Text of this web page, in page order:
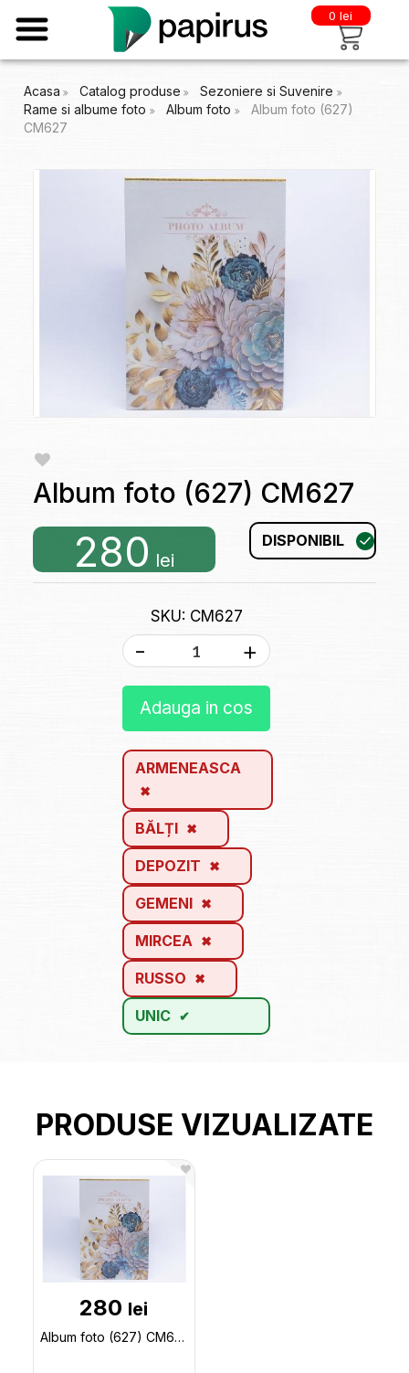
0 lei
Acasa Catalog produse
Sezoniere si Suvenire
Rame si albume foto
Album foto
Album foto (627)
CM627
Album foto (627) CM627
280 lei
DISPONIBIL
SKU: CM627
- +
Adauga in cos
ARMENEASCA
BĂLȚI
DEPOZIT
GEMENI
MIRCEA
RUSSO
UNIC
PRODUSE VIZUALIZATE
280 lei
Album foto (627) CM627